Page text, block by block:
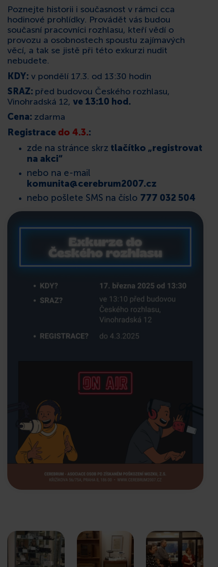
Poznejte historii i současnost v rámci cca
hodinové prohlídky. Provádět vás budou
současní pracovníci rozhlasu, kteří vědí o
provozu a osobnostech spoustu zajímavých
věcí, a tak se jistě při této exkurzi nudit
nebudete.
KDY: v pondělí 17.3. od 13:30 hodin
SRAZ: před budovou Českého rozhlasu,
Vinohradská 12, ve 13:10 hod.
Cena: zdarma
Registrace do 4.3.:
zde na stránce skrz tlačítko „registrovat
na akci“
nebo na e-mail
komunita@cerebrum2007.cz
nebo pošlete SMS na číslo 777 032 504